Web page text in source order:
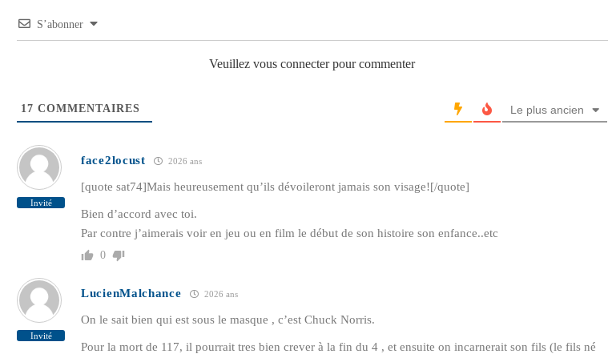
S’abonner
Veuillez vous connecter pour commenter
17 COMMENTAIRES Le plus ancien
Invité
face2locust 2026 ans
[quote sat74]Mais heureusement qu’ils dévoileront jamais son visage![/quote]
Bien d’accord avec toi.
Par contre j’aimerais voir en jeu ou en film le début de son histoire son enfance..etc
0
Invité
LucienMalchance 2026 ans
On le sait bien qui est sous le masque , c’est Chuck Norris.
Pour la mort de 117, il pourrait tres bien crever à la fin du 4 , et ensuite on incarnerait son fils (le fils né